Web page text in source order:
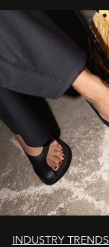
INDUSTRY TRENDS